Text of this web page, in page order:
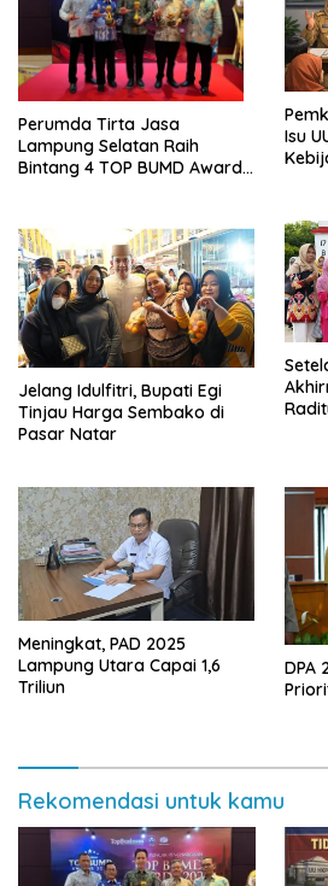
Perumda Tirta Jasa
Lampung Selatan Raih
Bintang 4 TOP BUMD Awards
Isu
Jelang Idulfitri, Bupati Egi
Tinjau Harga Sembako di
Pasar Natar
Meningkat, PAD 2025
Lampung Utara Capai 1,6
Triliun
DPA
Rekomendasi untuk kamu